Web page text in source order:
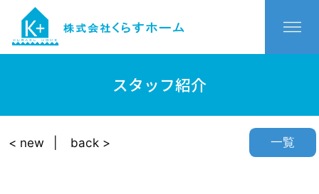
スタッフ紹介
一覧
< new back >